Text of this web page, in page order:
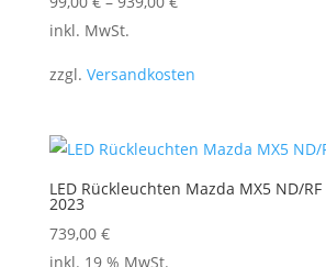
Dieses
weist
Varianten
Die
Optionen
können
inkl. MwSt.
zzgl. Versandkosten
LED Rückleuchten Mazda MX5 ND/
2023
739,00 €
inkl. 19 % MwSt.